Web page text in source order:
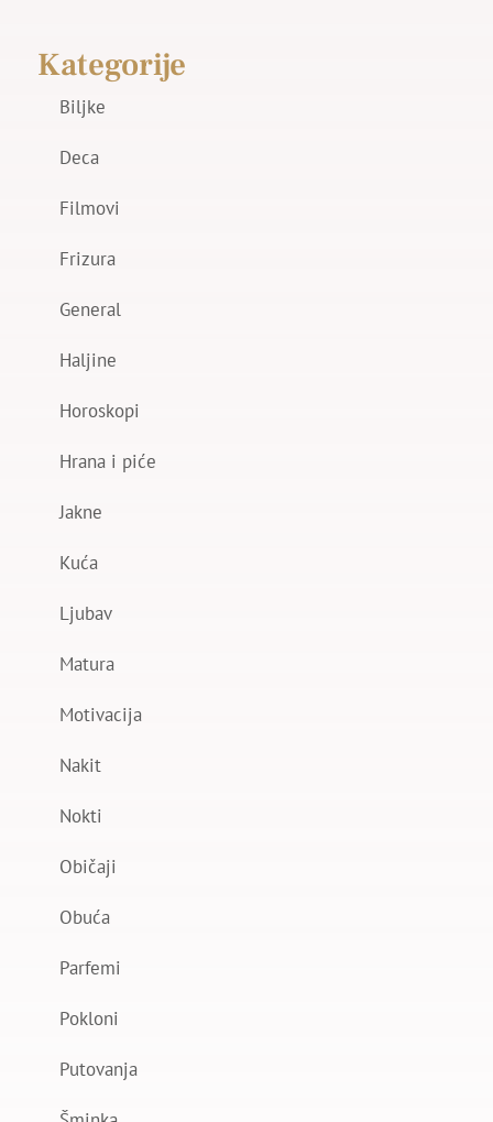
Kategorije
Biljke
Deca
Filmovi
Frizura
General
Haljine
Horoskopi
Hrana i piće
Jakne
Kuća
Ljubav
Matura
Motivacija
Nakit
Nokti
Običaji
Obuća
Parfemi
Pokloni
Putovanja